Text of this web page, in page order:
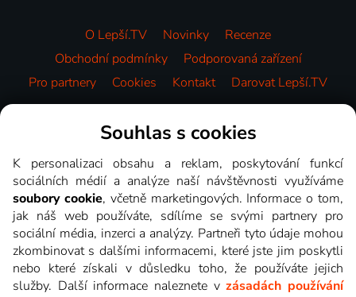
O Lepší.TV Novinky
Recenze
Obchodní podmínky
Podporovaná zařízení
Pro partnery
Cookies Kontakt Darovat Lepší.TV
Videotéka
Souhlas s cookies
K personalizaci obsahu a reklam, poskytování funkcí
sociálních médií a analýze naší návštěvnosti využíváme
soubory cookie, včetně marketingových. Informace o tom,
jak náš web používáte, sdílíme se svými partnery pro
sociální média, inzerci a analýzy. Partneři tyto údaje mohou
zkombinovat s dalšími informacemi, které jste jim poskytli
nebo které získali v důsledku toho, že používáte jejich
služby. Další informace naleznete vzásadách používání